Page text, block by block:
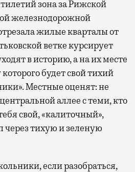
зона за Рижской
железнодорожной
жилые кварталы от
ветке курсирует
в историю, а на их месте
будет свой тихий
Местные оценят: не
аллее с теми, кто
свой, «калиточный»,
через тихую и зеленую
если разобраться,